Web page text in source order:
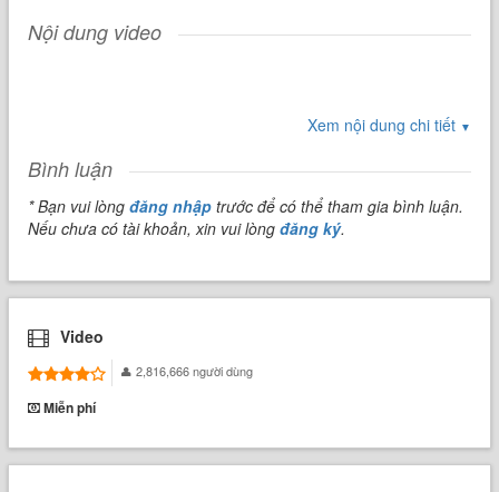
Nội dung video
Xem nội dung chi tiết ▼
Bình luận
* Bạn vui lòngđăng nhập trước để có thể tham gia bình luận.
Nếu chưa có tài khoản, xin vui lòngđăng ký.
Video
2,816,666 người dùng
Miễn phí